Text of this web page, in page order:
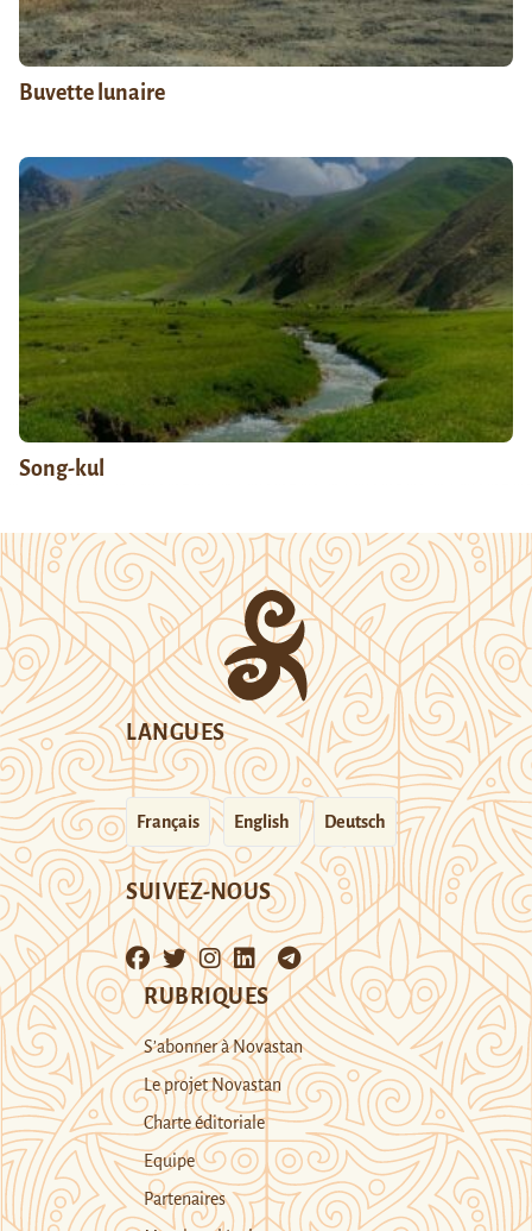
Buvette lunaire
Song-kul
LANGUES
Français English Deutsch
SUIVEZ-NOUS
RUBRIQUES
S’abonner à Novastan
Le projet Novastan
Charte éditoriale
Equipe
Partenaires